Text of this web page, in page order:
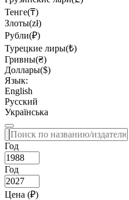
Тенге(₸)
Злоты(zł)
Рубли(₽)
Турецкие лиры(₺)
Гривны(₴)
Доллары($)
Язык:
English
Русский
Українська
Год
Год
Цена (₽)